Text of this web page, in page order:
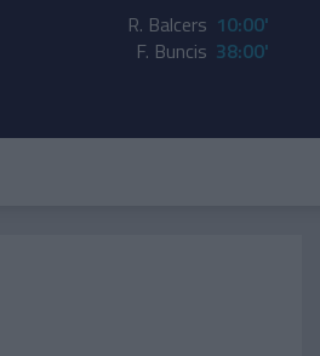
R. Balcers 10:00'
F. Buncis 38:00'